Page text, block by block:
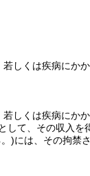
しくは疾病にか
しくは疾病にか
て、その収入
)には、その拘禁